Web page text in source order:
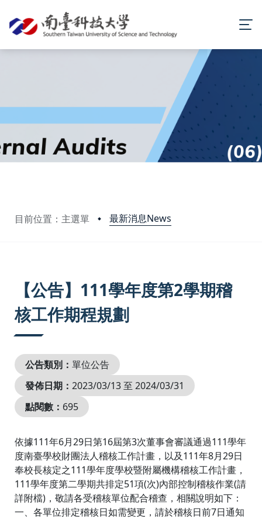
目前位置：主選單 最新消息News
【公告】111學年度第2學期稽
核工作期程規劃
公告類別： 單位公告
發佈日期： 2023/03/13 至 2024/03/31
點閱數： 695
依據111年6月29日第16屆第3次董事會審議通過111學年
度南臺學校財團法人稽核工作計畫，以及111年8月29日
奉校長核定之111學年度學校暨附屬機構稽核工作計畫，
111學年度第二學期共排定51項(次)內部控制稽核作業(請
詳附檔)，敬請各受稽核單位配合稽查，相關說明如下：
一、各單位排定稽核日如需變更，請於稽核日前7日通知